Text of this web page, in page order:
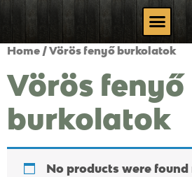
Home / Vörös fenyő burkolatok
Vörös fenyő
burkolatok
No products were